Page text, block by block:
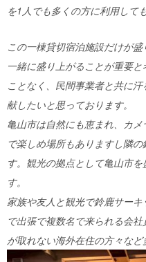
を1人でも多くの方に利用して
この一棟貸切宿泊施設だけが
一緒に盛り上がることが重要
ことなく、民間事業者と共に
献したいと思っております。
亀山市は自然にも恵まれ、カ
で楽しめ場所もありますし隣
す。観光の拠点として亀山市
す。
家族や友人と観光で鈴鹿サー
で出張で複数名で来られる会
が取れない海外在住の方々な